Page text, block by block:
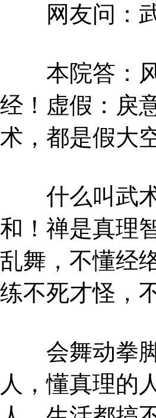
网友问：武
本院答：风
经！虚假：戾
术，都是假大
什么叫武术
和！禅是真理
乱舞，不懂经
练不死才怪，
会舞动拳脚
人，懂真理的